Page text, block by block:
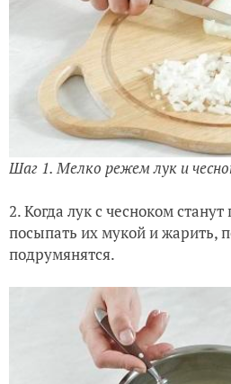
Шаг 1. Мелко режем лук и
2. Когда лук с чесноком
посыпать их мукой и жарить,
подрумянятся.